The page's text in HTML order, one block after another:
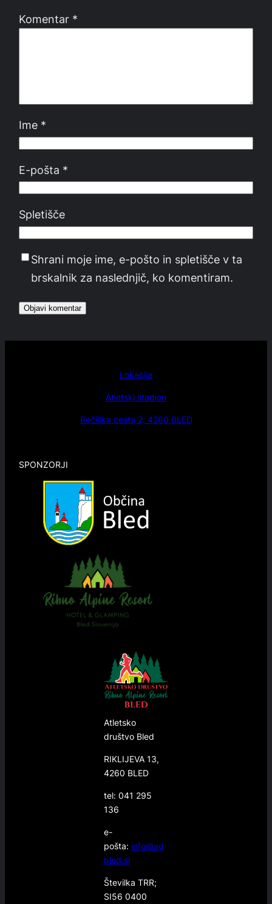
Komentar *
Ime *
E-pošta *
Spletišče
Shrani moje ime, e-pošto in spletišče v ta
brskalnik za naslednjič, ko komentiram.
Lokacija
Atletski stadion
Rečiška cesta 2, 4260 BLED
SPONZORJI
Atletsko
društvo Bled
RIKLIJEVA 13,
4260 BLED
tel: 041 295
136
e-
pošta: info@ad
bled.si
Številka TRR;
SI56 0400